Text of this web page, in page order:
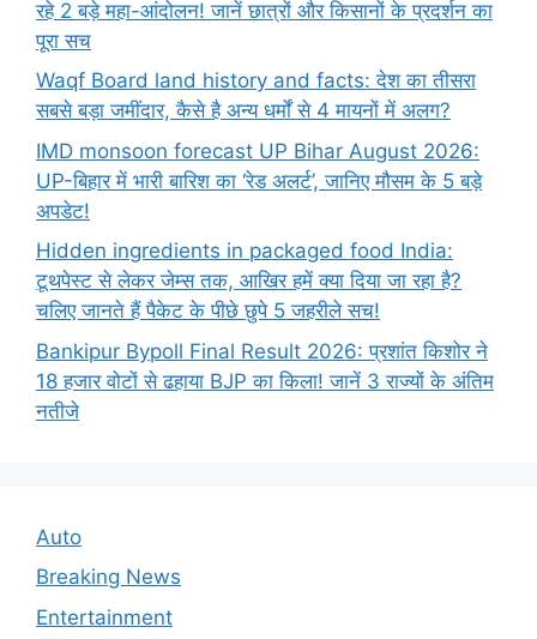
रहे 2 बड़े महा-आंदोलन! जानें छात्रों और किसानों के प्रदर्शन का
पूरा सच
Waqf Board land history and facts: देश का तीसरा
सबसे बड़ा जमींदार, कैसे है अन्य धर्मों से 4 मायनों में अलग?
IMD monsoon forecast UP Bihar August 2026:
UP-बिहार में भारी बारिश का ‘रेड अलर्ट’, जानिए मौसम के 5 बड़े
अपडेट!
Hidden ingredients in packaged food India:
टूथपेस्ट से लेकर जेम्स तक, आखिर हमें क्या दिया जा रहा है?
चलिए जानते हैं पैकेट के पीछे छुपे 5 जहरीले सच!
Bankipur Bypoll Final Result 2026: प्रशांत किशोर ने
18 हजार वोटों से ढहाया BJP का किला! जानें 3 राज्यों के अंतिम
नतीजे
Auto
Breaking News
Entertainment